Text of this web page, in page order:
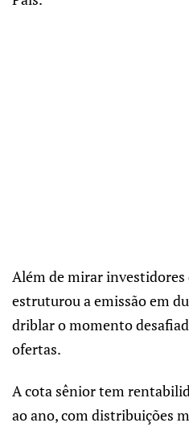
Além de mirar investidores
estruturou a emissão em
driblar o momento
ofertas.
A cota sênior tem
ao ano, com distribuições